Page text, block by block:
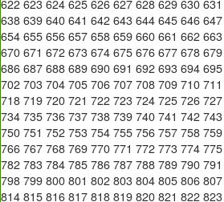
622 623 624 625 626 627 628 629 630 631
638 639 640 641 642 643 644 645 646 647
654 655 656 657 658 659 660 661 662 663
670 671 672 673 674 675 676 677 678 679
686 687 688 689 690 691 692 693 694 695
702 703 704 705 706 707 708 709 710 711
718 719 720 721 722 723 724 725 726 727
734 735 736 737 738 739 740 741 742 743
750 751 752 753 754 755 756 757 758 759
766 767 768 769 770 771 772 773 774 775
782 783 784 785 786 787 788 789 790 791
798 799 800 801 802 803 804 805 806 807
814 815 816 817 818 819 820 821 822 823